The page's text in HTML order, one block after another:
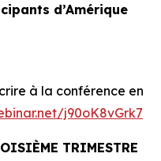
d’Amérique
à la conférence en
j90oK8vGrk7
TRIMESTRE